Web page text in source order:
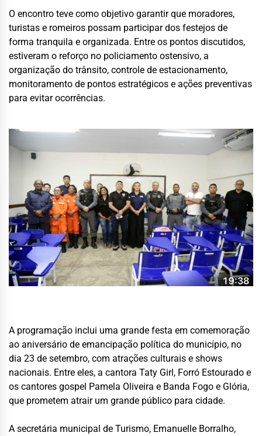
O encontro teve como objetivo garantir que moradores,
turistas e romeiros possam participar dos festejos de
forma tranquila e organizada. Entre os pontos discutidos,
estiveram o reforço no policiamento ostensivo, a
organização do trânsito, controle de estacionamento,
monitoramento de pontos estratégicos e ações preventivas
para evitar ocorrências.
A programação inclui uma grande festa em comemoração
ao aniversário de emancipação política do município, no
dia 23 de setembro, com atrações culturais e shows
nacionais. Entre eles, a cantora Taty Girl, Forró Estourado e
os cantores gospel Pamela Oliveira e Banda Fogo e Glória,
que prometem atrair um grande público para cidade.
A secretária municipal de Turismo, Emanuelle Borralho,